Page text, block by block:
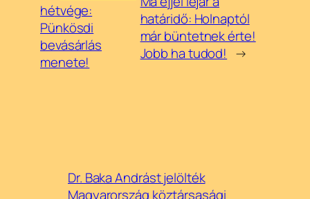
hétvége:
Pünkösdi
bevásárlás
menete!
határidő: Holnaptól
már büntetnek érte!
Jobb ha tudod! →
Dr. Baka Andrást jelölték
Magyarország köztársasági